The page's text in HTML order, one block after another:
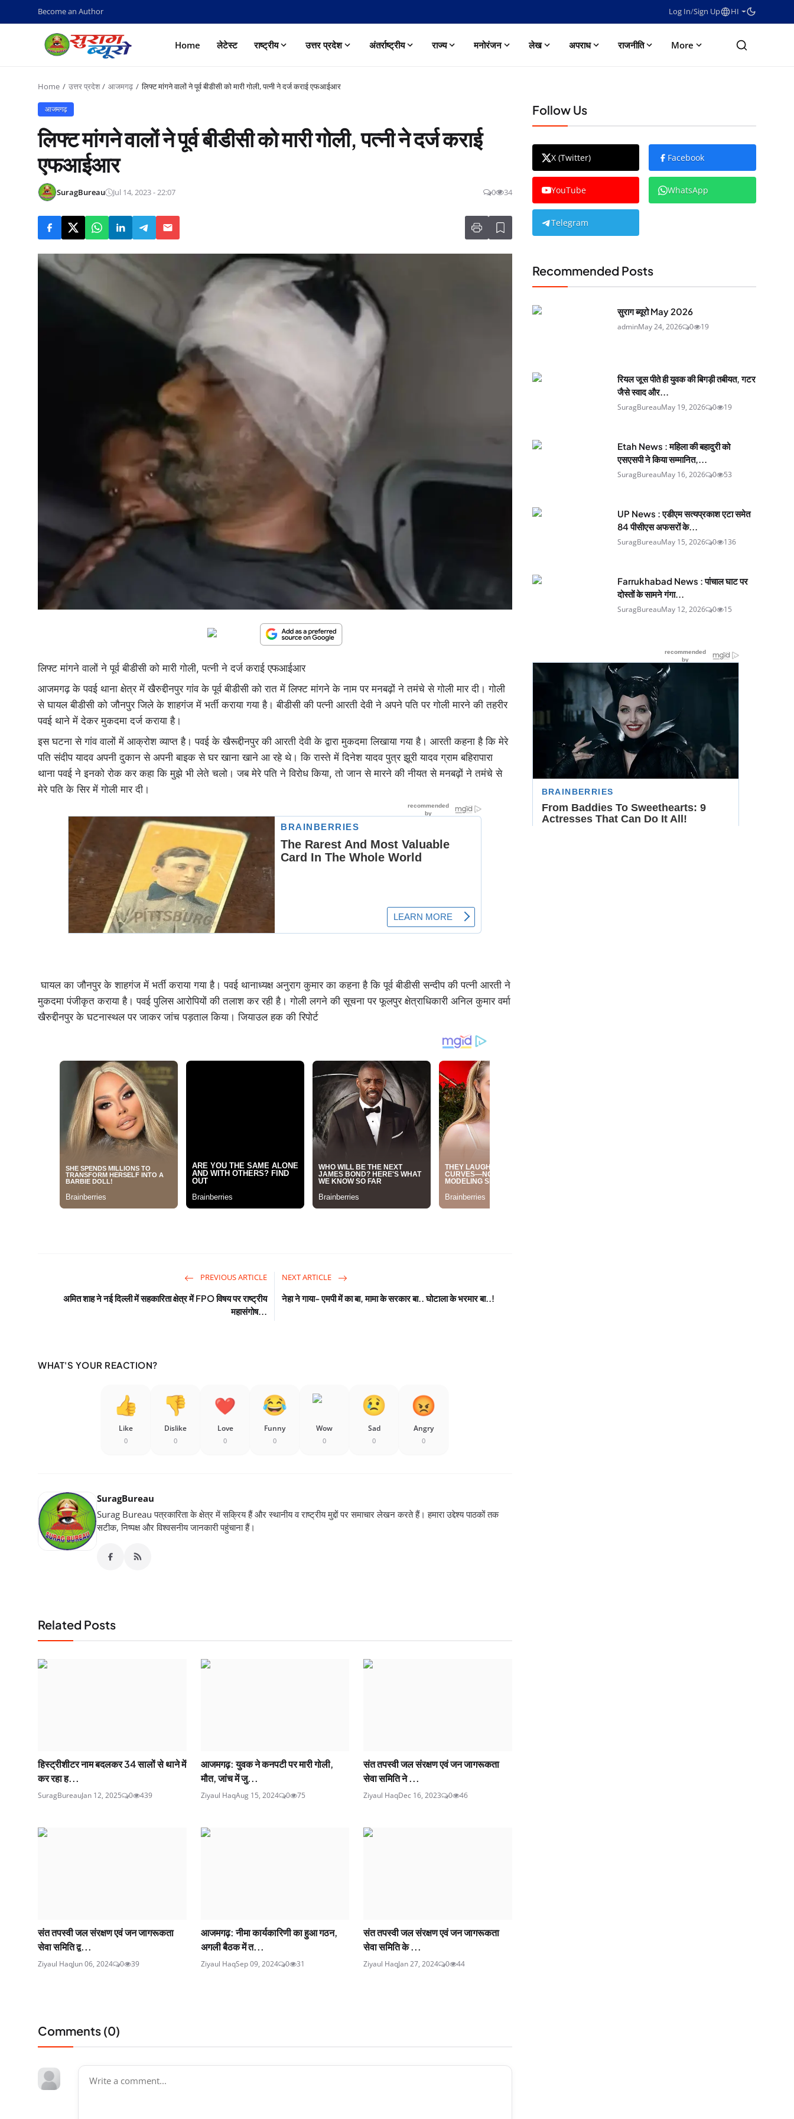
Become an Author Log In/Sign Up HI
Home लेटेस्ट राष्ट्रीय उत्तर प्रदेश अंतर्राष्ट्रीय राज्य मनोरंजन लेख अपराध राजनीति More
Home उत्तर प्रदेश आजमगढ़ लिफ्ट मांगने वालों ने पूर्व बीडीसी को मारी गोली, पत्नी ने दर्ज कराई एफआईआर
आजमगढ़
लिफ्ट मांगने वालों ने पूर्व बीडीसी को मारी गोली, पत्नी ने दर्ज कराई
एफआईआर
SuragBureau Jul 14, 2023 - 22:07 0 34
लिफ्ट मांगने वालों ने पूर्व बीडीसी को मारी गोली, पत्नी ने दर्ज कराई एफआईआर
आजमगढ़ के पवई थाना क्षेत्र में खैरुद्दीनपुर गांव के पूर्व बीडीसी को रात में लिफ्ट मांगने के नाम पर मनबढ़ों ने तमंचे से गोली मार दी। गोली
से घायल बीडीसी को जौनपुर जिले के शाहगंज में भर्ती कराया गया है। बीडीसी की पत्नी आरती देवी ने अपने पति पर गोली मारने की तहरीर
पवई थाने में देकर मुकदमा दर्ज कराया है।
इस घटना से गांव वालों में आक्रोश व्याप्त है। पवई के खैरूद्दीनपुर की आरती देवी के द्वारा मुकदमा लिखाया गया है। आरती कहना है कि मेरे
पति संदीप यादव अपनी दुकान से अपनी बाइक से घर खाना खाने आ रहे थे। कि रास्ते में दिनेश यादव पुत्र झूरी यादव ग्राम बहिरापारा
थाना पवई ने इनको रोक कर कहा कि मुझे भी लेते चलो। जब मेरे पति ने विरोध किया, तो जान से मारने की नीयत से मनबढ़ों ने तमंचे से
मेरे पति के सिर में गोली मार दी।
घायल का जौनपुर के शाहगंज में भर्ती कराया गया है। पवई थानाध्यक्ष अनुराग कुमार का कहना है कि पूर्व बीडीसी सन्दीप की पत्नी आरती ने
मुकदमा पंजीकृत कराया है। पवई पुलिस आरोपियों की तलाश कर रही है। गोली लगने की सूचना पर फूलपुर क्षेत्राधिकारी अनिल कुमार वर्मा
खैरुद्दीनपुर के घटनास्थल पर जाकर जांच पड़ताल किया। जियाउल हक की रिपोर्ट
PREVIOUS ARTICLE
अमित शाह ने नई दिल्ली में सहकारिता क्षेत्र में FPO विषय पर राष्ट्रीय
महासंगोष...
NEXT ARTICLE
नेहा ने गाया- एमपी में का बा, मामा के सरकार बा.. घोटाला के भरमार बा..!
WHAT'S YOUR REACTION?
Like
0
Dislike
0
Love
0
Funny
0
Wow
0
Sad
0
Angry
0
SuragBureau
Surag Bureau पत्रकारिता के क्षेत्र में सक्रिय हैं और स्थानीय व राष्ट्रीय मुद्दों पर समाचार लेखन करते हैं। हमारा उद्देश्य पाठकों तक
सटीक, निष्पक्ष और विश्वसनीय जानकारी पहुंचाना हैं।
Related Posts
हिस्ट्रीशीटर नाम बदलकर 34 सालों से थाने में
कर रहा ह...
SuragBureauJan 12, 2025 0 439
आजमगढ़: युवक ने कनपटी पर मारी गोली,
मौत, जांच में जु...
Ziyaul HaqAug 15, 2024 0 75
संत तपस्वी जल संरक्षण एवं जन जागरूकता
सेवा समिति ने ...
Ziyaul HaqDec 16, 2023 0 46
संत तपस्वी जल संरक्षण एवं जन जागरूकता
सेवा समिति द्व...
Ziyaul HaqJun 06, 2024 0 39
आजमगढ़: नीमा कार्यकारिणी का हुआ गठन,
अगली बैठक में त...
Ziyaul HaqSep 09, 2024 0 31
संत तपस्वी जल संरक्षण एवं जन जागरूकता
सेवा समिति के ...
Ziyaul HaqJan 27, 2024 0 44
Comments (0)
Follow Us
X (Twitter) Facebook
YouTube WhatsApp
Telegram
Recommended Posts
सुराग ब्यूरो May 2026
adminMay 24, 2026 0 19
रियल जूस पीते ही युवक की बिगड़ी तबीयत, गटर
जैसे स्वाद और...
SuragBureauMay 19, 2026 0 19
Etah News : महिला की बहादुरी को
एसएसपी ने किया सम्मानित,...
SuragBureauMay 16, 2026 0 53
UP News : एडीएम सत्यप्रकाश एटा समेत
84 पीसीएस अफसरों के...
SuragBureauMay 15, 2026 0 136
Farrukhabad News : पांचाल घाट पर
दोस्तों के सामने गंगा...
SuragBureauMay 12, 2026 0 15